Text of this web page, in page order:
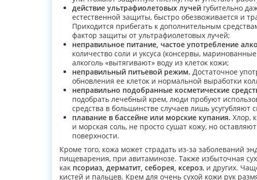
действие ультрафиолетовых лучейгубительно
естественной защиты, быстро обезвоживается и
Приходится прибегать к дополнительным
фактор защиты от ультрафиолетовых лучей;
неправильное питание, частое употребление
количество соли и уксуса (консервы,
алкоголь «вытягивают» воду из клеток кожи;
неправильный питьевой режим. Достаточное
обновления ее клеток и нормальной выработки
неправильно подобранные косметические
подобрать лечебный крем, люди пробуют
средства в большинстве случаев лишь усугубляют
плавание в бассейне или морские купания. Хлор,
и морская соль, не просто сушат кожу, но
поверхности.
Кроме того, кожа может страдать из-за заболеваний
пищеварения, при авитаминозе. Также избыточная
как псориаз, дерматит, себорея, ксероз, и других.
кистей и пальцев. Крем для очень сухой кожи рук